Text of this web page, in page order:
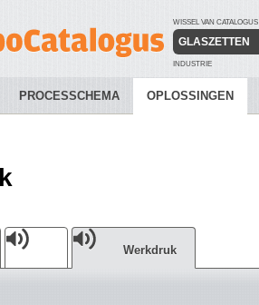
WISSEL VAN CATALOGUS
GLASZETTEN
INDUSTRIE
PROCESSCHEMA OPLOSSINGEN
Werkdruk